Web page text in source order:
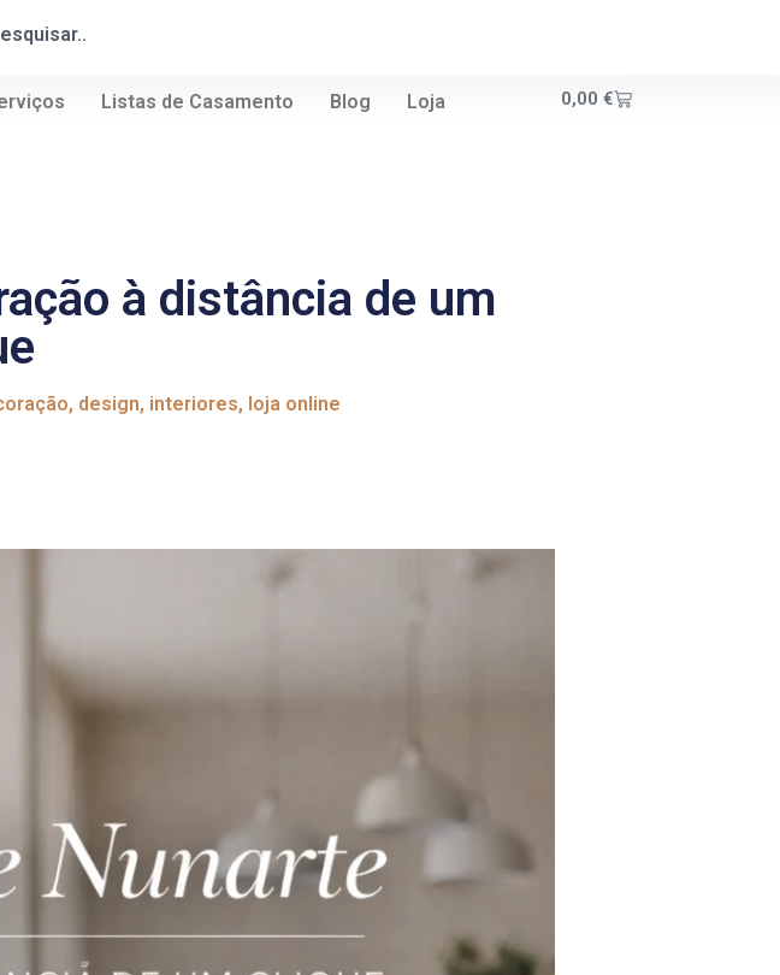
Listas de Casamento Blog Loja 0,00 €
à distância de um
, design, interiores, loja online